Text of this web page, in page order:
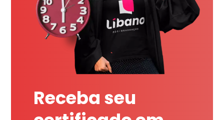
Receba seu